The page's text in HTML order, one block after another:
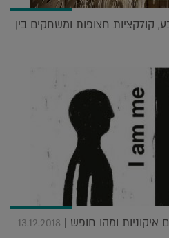
קולקציות חצופות ומשחקים בין
איקוניות ומהו חופש | 13.12.2018